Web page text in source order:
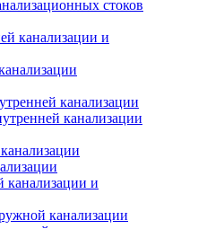
стоков
канализации и
канализации
канализации
канализации и
канализации